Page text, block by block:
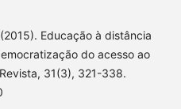
Educação à distância
do acesso ao
31(3), 321-338.